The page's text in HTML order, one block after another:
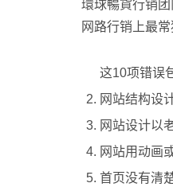
環球暢貨行销
网路行销上最
这10项错误
网站结构设
网站设计以
网站用动画
首页没有清